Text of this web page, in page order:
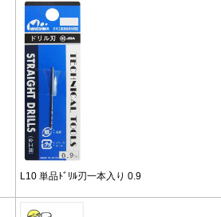
L10 単品ﾄﾞﾘﾙ刃一本入り 0.9